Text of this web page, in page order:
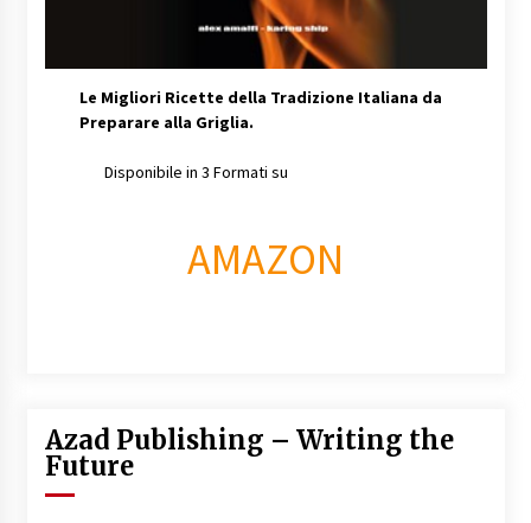
Le Migliori Ricette della Tradizione Italiana da
Preparare alla Griglia.
Disponibile in 3 Formati su
AMAZON
Azad Publishing – Writing the
Future